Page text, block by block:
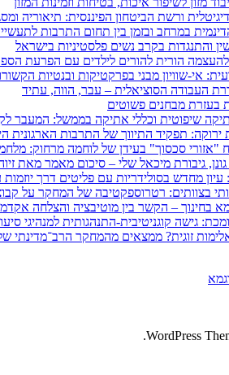
ורשת הביטחון הפיננסית: תיאוריה
במרחב ובזמן בין תחום התרבות
והתנגדות בקרב נשים פלסטיניות בישראל
הורית להורים לילדים עם הפרעת
אי-שוויון מבני בפרקטיקות ובנטיות
העבודה הסוציאלית – עבר, הווה, עתיד
בעזרת מבחנים פשוטים
שיפוטית וכללי אתיקה בממשל: המעבר
ירוקה: תפקיד התיווך של התרבות הארגונית
סכסוך" בעידן של לוחמה מרחוק: מלחמת איראן 2025–2026
גיבורת מיכאל שלי – סיכום מאמר מאת
עיון מחדש בסולידריות עם פליטים דרך
בצוותים: רטרוספקטיבה של המחקר על
בחינוך – הקשר בין מוטיבציה והצלחה
גישה קוגניטיבית-התנהגותית למנהיגי
זוגית? ממצאים מהמחקר הרב־מדינתי
WordPress